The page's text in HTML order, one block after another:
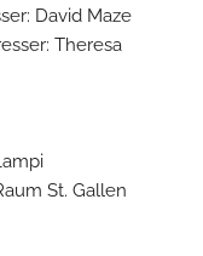
David Maze
Theresa
St. Gallen